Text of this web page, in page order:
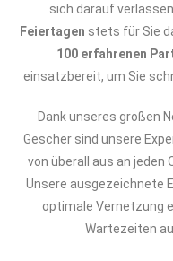
sich darauf
Feiertagen stets für Sie
100 erfahrenen
einsatzbereit, um Sie
Dank unseres großen
Gescher sind unsere
von überall aus an jeden
Unsere ausgezeichnete
optimale Vernetzung
Wartezeiten